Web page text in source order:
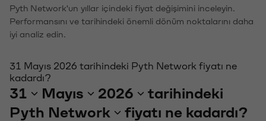
Pyth Network'un yıllar içindeki fiyat değişimini inceleyin.
Performansını ve tarihindeki önemli dönüm noktalarını daha
iyi analiz edin.
31 Mayıs 2026 tarihindeki Pyth Network fiyatı ne
kadardı?
31 Mayıs 2026
tarihindeki
Pyth Network
fiyatı ne kadardı?